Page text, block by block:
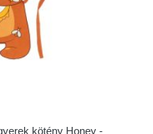
kötény Honey -